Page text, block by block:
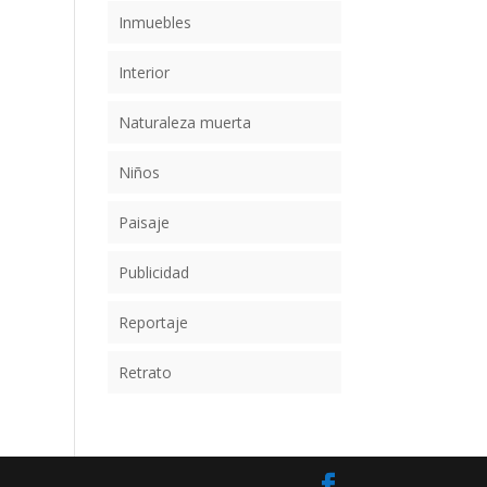
Inmuebles
Interior
Naturaleza muerta
Niños
Paisaje
Publicidad
Reportaje
Retrato